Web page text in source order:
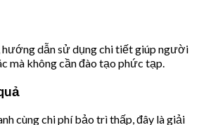
hướng dẫn sử dụng chi tiết giúp người
mà không cần đào tạo phức tạp.
cùng chi phí bảo trì thấp, đây là giải